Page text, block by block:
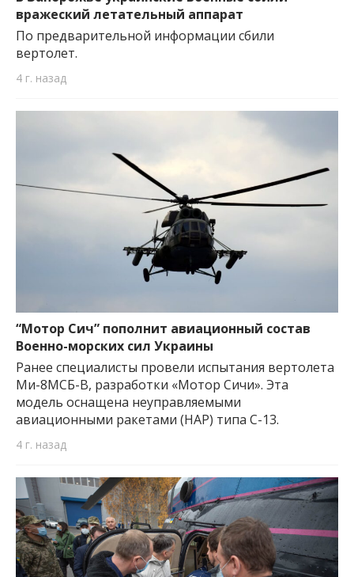
вражеский летательный аппарат
По предварительной информации сбили
вертолет.
4 г. назад
“Мотор Сич” пополнит авиационный состав
Военно-морских сил Украины
Ранее специалисты провели испытания вертолета
Ми-8МСБ-В, разработки «Мотор Сичи». Эта
модель оснащена неуправляемыми
авиационными ракетами (НАР) типа С-13.
4 г. назад